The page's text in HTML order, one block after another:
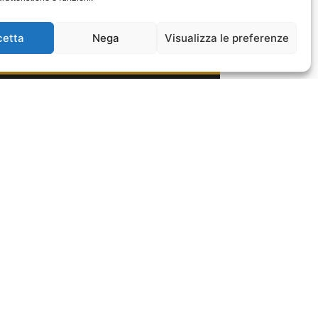
Nega Visualizza le preferenze